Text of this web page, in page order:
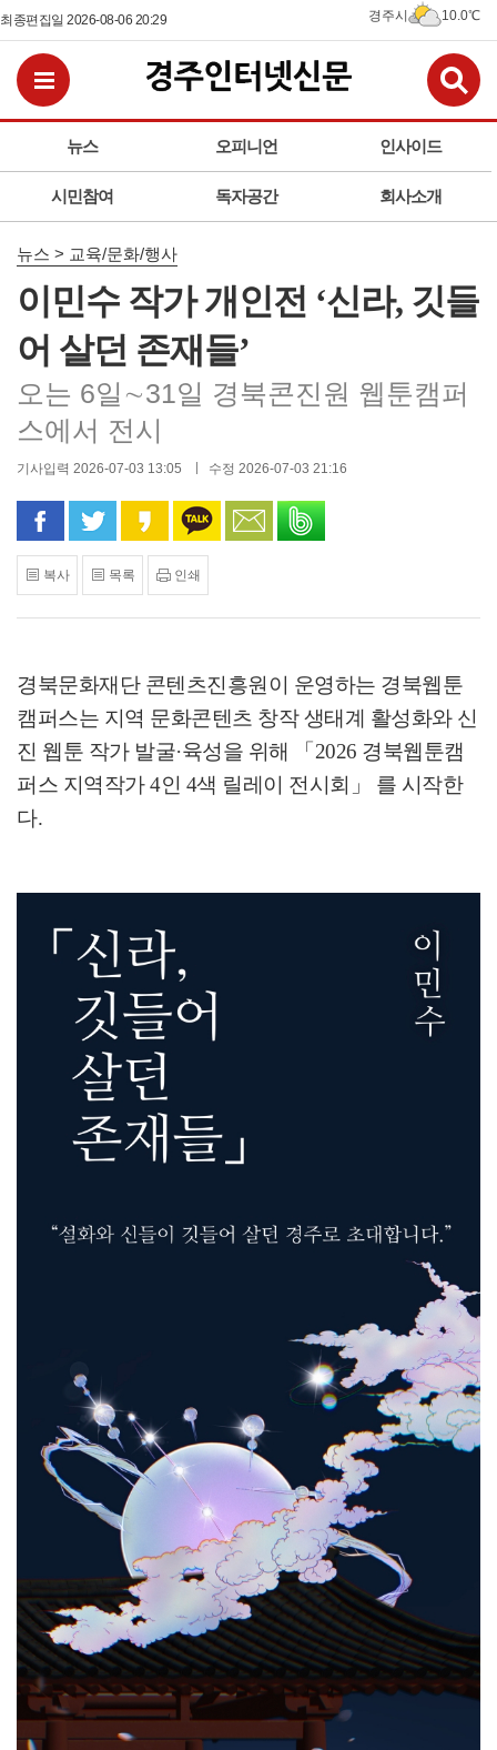
최종편집일 2026-08-06 20:29 경주시 10.0℃
뉴스 오피니언 인사이드
시민참여 독자공간 회사소개
전체메뉴보기
뉴스 > 교육/문화/행사
이민수 작가 개인전 ‘신라, 깃들
어 살던 존재들’
오는 6일∼31일 경북콘진원 웹툰캠퍼
스에서 전시
기사입력 2026-07-03 13:05 수정 2026-07-03 21:16
페이스북으로 공유
트위터로 공유카카오 스토리로 공유
카카오톡으로 공유
문자로 공유
복사 목록 인쇄
경북문화재단 콘텐츠진흥원이 운영하는 경북웹툰
캠퍼스는 지역 문화콘텐츠 창작 생태계 활성화와 신
진 웹툰 작가 발굴·육성을 위해 「 2026 경북웹툰캠
퍼스 지역작가4인 4색 릴레이 전시회 」 를 시작한
다.